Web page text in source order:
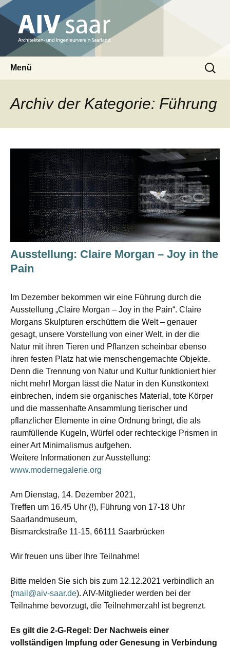
AIV saar
Architekten- und Ingenieurverein Saarland
Menü
Inhalt
springen
Suchen
nach:
Archiv der Kategorie: Führung
Ausstellung: Claire Morgan – Joy in the
Pain
Im Dezember bekommen wir eine Führung durch die
Ausstellung „Claire Morgan – Joy in the Pain“. Claire
Morgans Skulpturen erschüttern die Welt – genauer
gesagt, unsere Vorstellung von einer Welt, in der die
Natur mit ihren Tieren und Pflanzen scheinbar ebenso
ihren festen Platz hat wie menschengemachte Objekte.
Denn die Trennung von Natur und Kultur funktioniert hier
nicht mehr! Morgan lässt die Natur in den Kunstkontext
einbrechen, indem sie organisches Material, tote Körper
und die massenhafte Ansammlung tierischer und
pflanzlicher Elemente in eine Ordnung bringt, die als
raumfüllende Kugeln, Würfel oder rechteckige Prismen in
einer Art Minimalismus aufgehen.
Weitere Informationen zur Ausstellung:
www.modernegalerie.org
Am Dienstag, 14. Dezember 2021,
Treffen um 16.45 Uhr (!), Führung von 17-18 Uhr
Saarlandmuseum,
Bismarckstraße 11-15, 66111 Saarbrücken
Wir freuen uns über Ihre Teilnahme!
Bitte melden Sie sich bis zum 12.12.2021 verbindlich an
(mail@aiv-saar.de). AIV-Mitglieder werden bei der
Teilnahme bevorzugt, die Teilnehmerzahl ist begrenzt.
Es gilt die 2-G-Regel: Der Nachweis einer
vollständigen Impfung oder Genesung in Verbindung